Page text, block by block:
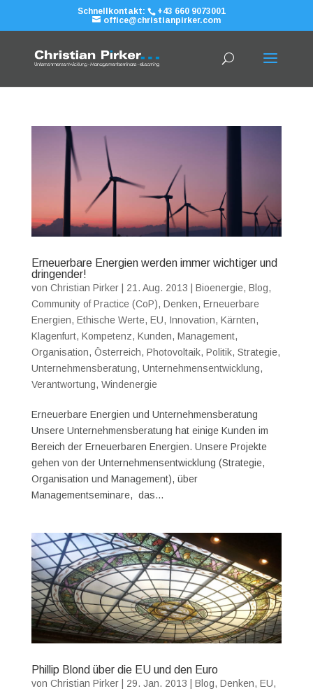
Schnellkontakt:
+43 660 9073001
office@christianpirker.com
Erneuerbare Energien werden immer wichtiger und
dringender!
von Christian Pirker| 21. Aug. 2013 Bioenergie, Blog,
Community of Practice (CoP), Denken, Erneuerbare
Energien, Ethische Werte, EU, Innovation, Kärnten,
Klagenfurt, Kompetenz, Kunden, Management,
Organisation, Österreich, Photovoltaik, Politik, Strategie,
Unternehmensberatung, Unternehmensentwicklung,
Verantwortung, Windenergie
Erneuerbare Energien und Unternehmensberatung
Unsere Unternehmensberatung hat einige Kunden im
Bereich der Erneuerbaren Energien. Unsere Projekte
gehen von der Unternehmensentwicklung (Strategie,
Organisation und Management), über
Managementseminare, das...
Phillip Blond über die EU und den Euro
von Christian Pirker| 29. Jan. 2013 | Blog, Denken, EU,